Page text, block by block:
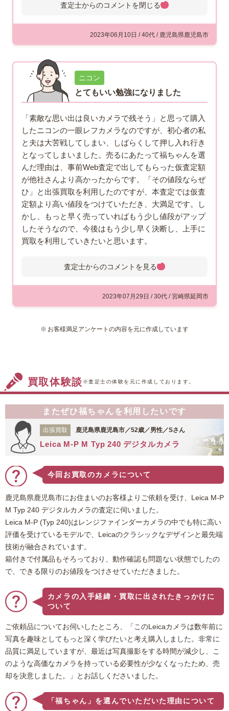
査定士からのコメントを閉じる
2023年06月10日 / 40代 / 鹿児島県鹿児島市
ニコン
とてもいい勉強になりました
「素敵な思い出は良いカメラで残そう」と思って購入
したニコンの一眼レフカメラなのですが、初心者の私
と夫は大苦戦してしまい、しばらくして押し入れ行き
となってしまいました。売るにあたって福ちゃんを選
んだ理由は、事前Web査定で出してもらった仮査定額
が他社さんより高かったからです。「その値段ならぜ
ひ」と出張買取を利用したのですが、本査定では仮査
定額より高い値段をつけていただき、大満足です。し
かし、もっと早く売っていればもう少し値段がアップ
したそうなので、今後はもう少し早く決断し、上手に
買取を利用していきたいと思います。
査定士からのコメント
鹿児島市にお住まいのお客様より
ご依頼を受け、ニコンの
きました。こちらは2015年に発売
されています。依頼品は使用感が少なく、目立つ
汚れや傷がなかったこと、ハイエンドモデルとし
て発売された『D7200』の中古市場での需要など
を考慮し、お値段のほうも頑張らせていただきま
した。このたびは福ちゃんをご利用いただき、あ
りがとうございました。
査定士からのコメントを 見る
2023年07月29日 / 30代 / 宮崎県延岡市
お客様満足アンケートの内容を元に作成しています
買取体験談 ※査定士の体験を元に作成しております。
またぜひ福ちゃんを利用したいです
出張買取 鹿児島県鹿児島市／52歳／男性／Sさん
Leica M-P M Typ 240 デジタルカメラ
今回お買取のカメラについて
鹿児島県鹿児島市にお住まいのお客様よりご依頼を受け、Leica M-P
M Typ 240 デジタルカメラの査定に伺いました。
Leica M-P (Typ 240)はレンジファインダーカメラの中でも特に高い
評価を受けているモデルで、Leicaのクラシックなデザインと最先端
技術が融合されています。
箱付きで付属品もそろっており、動作確認も問題ない状態でしたの
で、できる限りのお値段をつけさせていただきました。
カメラの入手経緯・買取に出されたきっかけに
ついて
ご依頼品についてお伺いしたところ、「このLeicaカメラは数年前に
写真を趣味としてもっと深く学びたいと考え購入しました。非常に
品質に満足していますが、最近は写真撮影をする時間が減少し、こ
のような高価なカメラを持っている必要性が少なくなったため、売
却を決意しました。」とお話しくださいました。
「福ちゃん」を選んでいただいた理由について